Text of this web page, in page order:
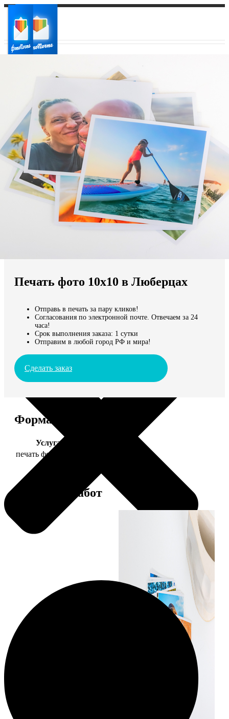
Ваш регион доставки
Выберите из списка:
Мы доставляем по всему миру
Продолжить без города
Печать фото 10х10 в Люберцах
Отправь в печать за пару кликов!
Согласования по электронной почте. Отвечаем за 24
часа!
Срок выполнения заказа: 1 сутки
Отправим в любой город РФ и мира!
Сделать заказ
Форматы и цены
Услуга
печать фото 10х10
Примеры работ